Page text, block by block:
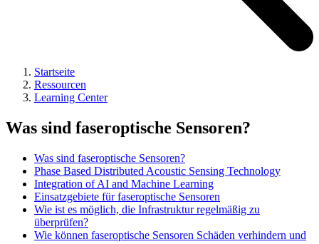
Startseite
Ressourcen
Learning Center
Was sind faseroptische Sensoren?
Was sind faseroptische Sensoren?
Phase Based Distributed Acoustic Sensing Technology
Integration of AI and Machine Learning
Einsatzgebiete für faseroptische Sensoren
Wie ist es möglich, die Infrastruktur regelmäßig zu
überprüfen?
Wie können faseroptische Sensoren Schäden verhindern und